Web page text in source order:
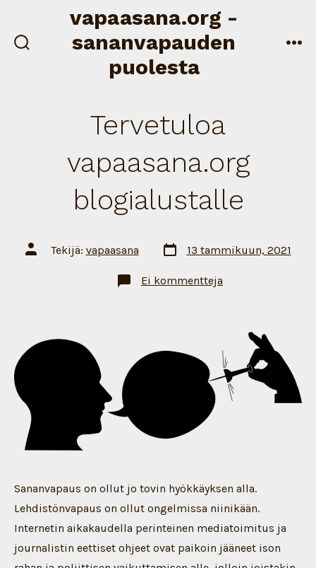
vapaasana.org -
sananvapauden
puolesta
Tervetuloa
vapaasana.org
blogialustalle
Artikkelin
tekijä
Tekijä: vapaasana
Artikkelin
päivämäärä
13 tammikuun, 2021
Ei kommentteja
Sananvapaus on ollut jo tovin hyökkäyksen alla.
Lehdistönvapaus on ollut ongelmissa niinikään.
Internetin aikakaudella perinteinen mediatoimitus ja
journalistin eettiset ohjeet ovat paikoin jääneet ison